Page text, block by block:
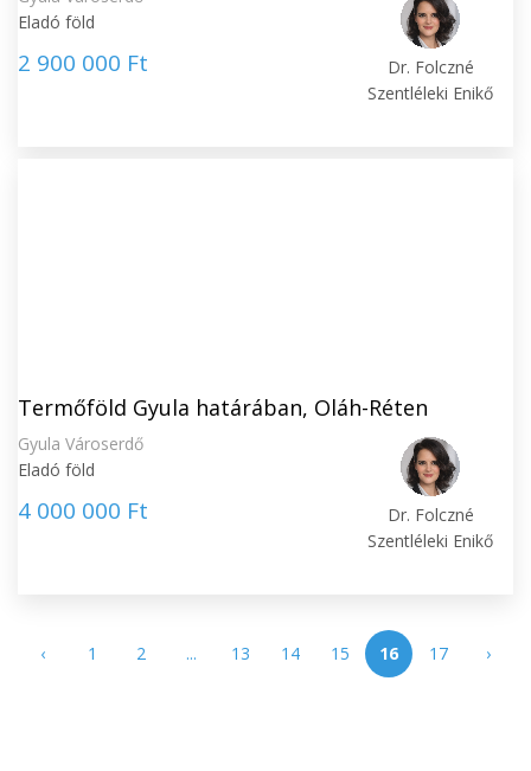
Eladó föld
2 900 000 Ft
Dr. Folczné
Szentléleki Enikő
Termőföld Gyula határában, Oláh-Réten
Gyula Városerdő
Eladó föld
4 000 000 Ft
Dr. Folczné
Szentléleki Enikő
‹ 1 2 ... 13 14 15 16 17 ›